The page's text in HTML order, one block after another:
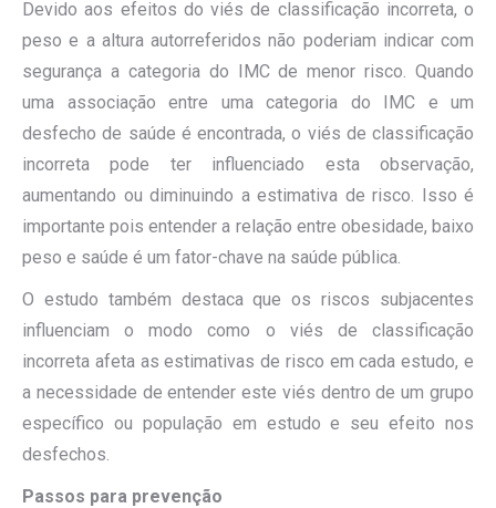
Devido aos efeitos do viés de classificação incorreta, o
peso e a altura autorreferidos não poderiam indicar com
segurança a categoria do IMC de menor risco. Quando
uma associação entre uma categoria do IMC e um
desfecho de saúde é encontrada, o viés de classificação
incorreta pode ter influenciado esta observação,
aumentando ou diminuindo a estimativa de risco. Isso é
importante pois entender a relação entre obesidade, baixo
peso e saúde é um fator-chave na saúde pública.
O estudo também destaca que os riscos subjacentes
influenciam o modo como o viés de classificação
incorreta afeta as estimativas de risco em cada estudo, e
a necessidade de entender este viés dentro de um grupo
específico ou população em estudo e seu efeito nos
desfechos.
Passos para prevenção